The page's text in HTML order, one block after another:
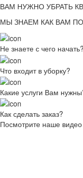
ВАМ НУЖНО УБРАТЬ
МЫ ЗНАЕМ КАК ВАМ
Не знаете с чего начать?
Что входит в уборку?
Какие услуги Вам
Как сделать заказ?
Посмотрите наше